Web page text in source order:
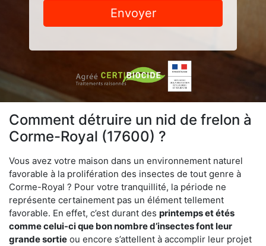
Envoyer
Comment détruire un nid de frelon à
Corme-Royal (17600) ?
Vous avez votre maison dans un environnement naturel
favorable à la prolifération des insectes de tout genre à
Corme-Royal ? Pour votre tranquillité, la période ne
représente certainement pas un élément tellement
favorable. En effet, c’est durant des printemps et étés
comme celui-ci que bon nombre d’insectes font leur
grande sortie ou encore s’attellent à accomplir leur projet